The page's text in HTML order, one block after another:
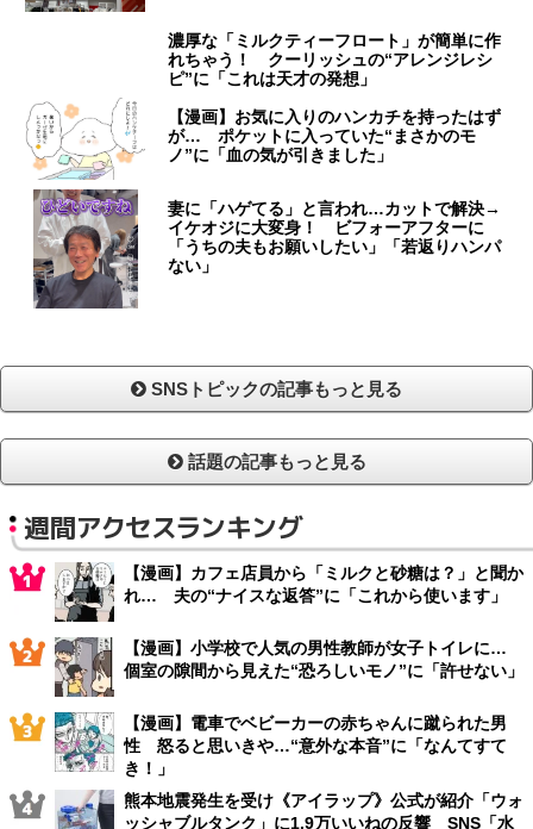
濃厚な「ミルクティーフロート」が簡単に作
れちゃう！ クーリッシュの“アレンジレシ
ピ”に「これは天才の発想」
【漫画】お気に入りのハンカチを持ったはず
が… ポケットに入っていた“まさかのモ
ノ”に「血の気が引きました」
妻に「ハゲてる」と言われ…カットで解決→
イケオジに大変身！ ビフォーアフターに
「うちの夫もお願いしたい」「若返りハンパ
ない」
SNSトピックの記事もっと見る
話題の記事もっと見る
週間アクセスランキング
【漫画】カフェ店員から「ミルクと砂糖は？」と聞か
れ… 夫の“ナイスな返答”に「これから使います」
【漫画】小学校で人気の男性教師が女子トイレに…
個室の隙間から見えた“恐ろしいモノ”に「許せない」
【漫画】電車でベビーカーの赤ちゃんに蹴られた男
性 怒ると思いきや…“意外な本音”に「なんてすて
き！」
熊本地震発生を受け《アイラップ》公式が紹介「ウォ
ッシャブルタンク」に1.9万いいねの反響 SNS「水